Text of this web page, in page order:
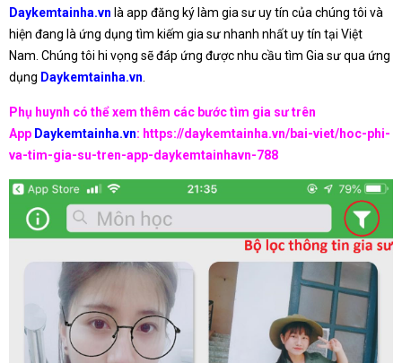
Daykemtainha.vn là app đăng ký làm gia sư uy tín của chúng tôi và
hiện đang là ứng dụng tìm kiếm gia sư nhanh nhất uy tín tại Việt
Nam. Chúng tôi hi vọng sẽ đáp ứng được nhu cầu tìm Gia sư qua ứng
dụng Daykemtainha.vn
Phụ huynh có thể xem thêm các bước tìm gia sư trên
App Daykemtainha.vn: https://daykemtainha.vn/bai-viet/hoc-phi-
va-tim-gia-su-tren-app-daykemtainhavn-788